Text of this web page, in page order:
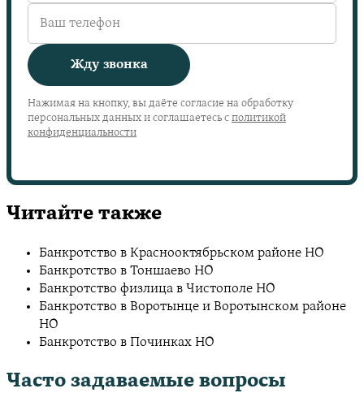
Жду звонка
Нажимая на кнопку, вы даёте согласие на обработку
персональных данных и соглашаетесь с политикой
конфиденциальности
Читайте также
Банкротство в Краснооктябрьском районе НО
Банкротство в Тоншаево НО
Банкротство физлица в Чистополе НО
Банкротство в Воротынце и Воротынском районе
НО
Банкротство в Починках НО
Часто задаваемые вопросы